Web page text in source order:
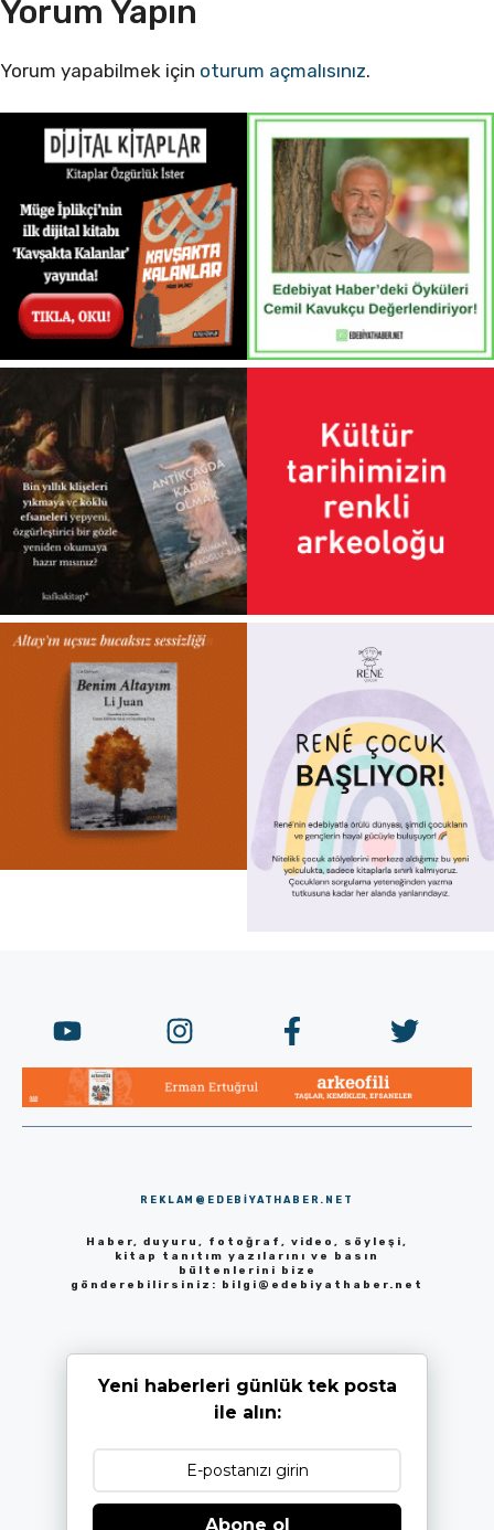
Yorum Yapın
Yorum yapabilmek için oturum açmalısınız.
REKLAM@EDEBIYATHABER.NET
Haber, duyuru, fotoğraf, video, söyleşi,
kitap tanıtım yazılarını ve basın
bültenlerini bize
gönderebilirsiniz: bilgi@edebiyathaber.net
Yeni haberleri günlük tek posta
ile alın:
Abone ol